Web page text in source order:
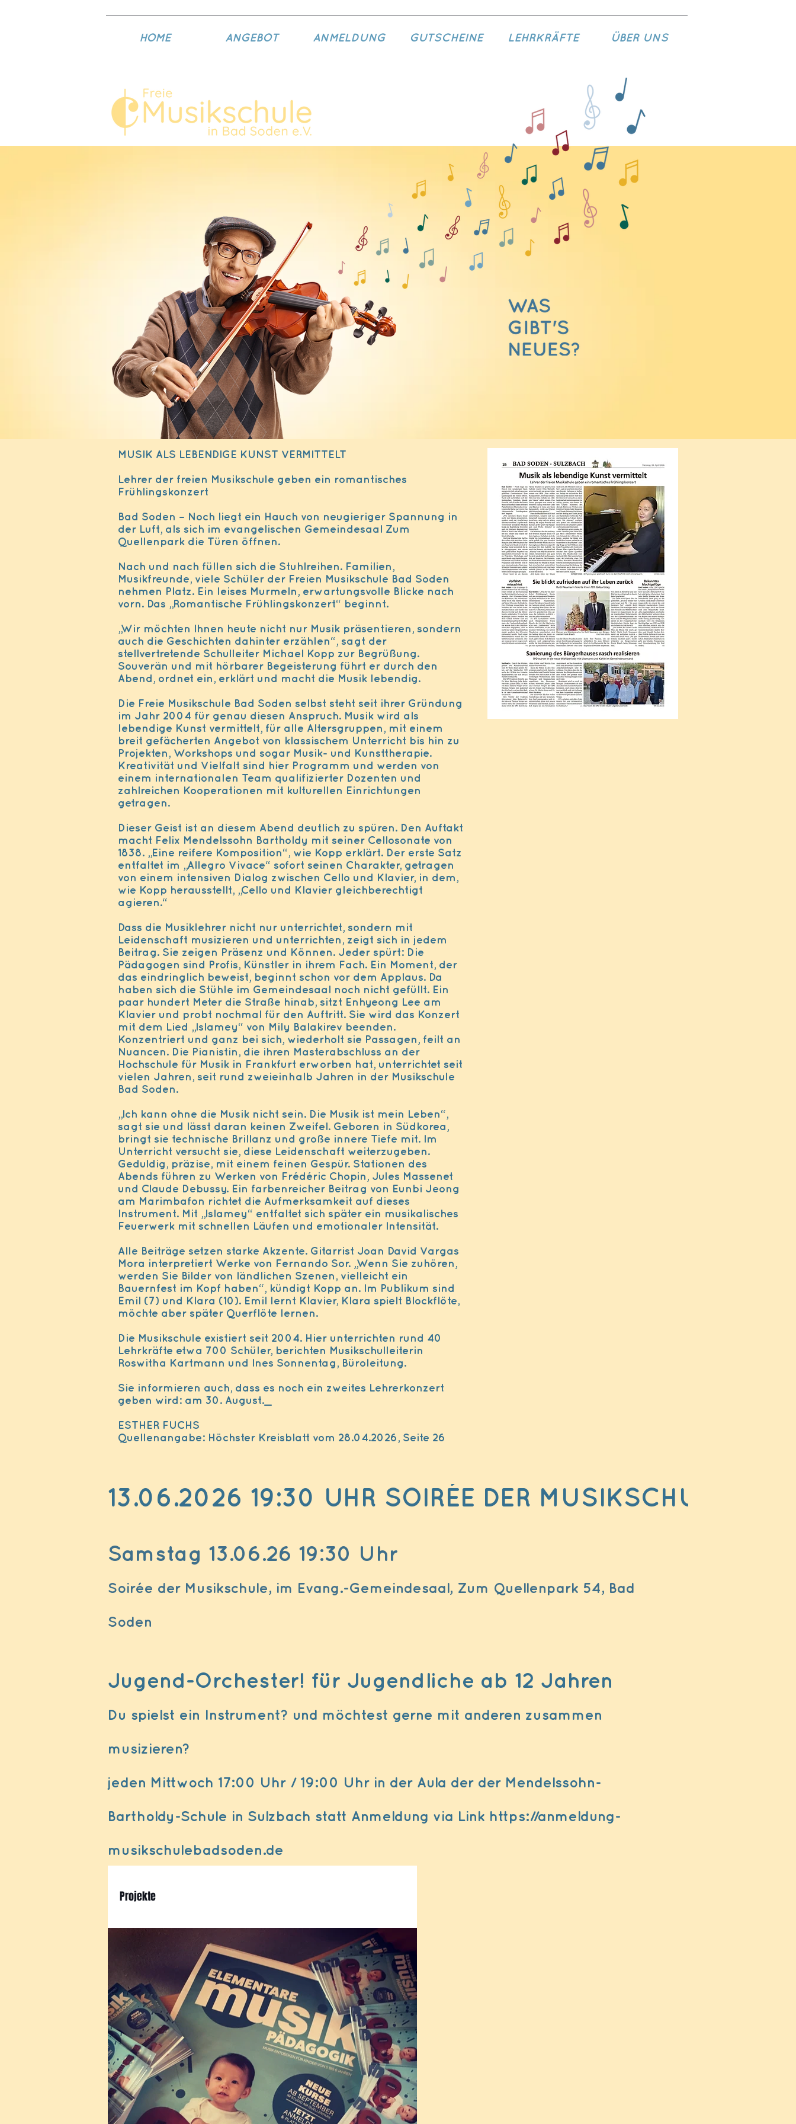
HOME ANGEBOT ANMELDUNG GUTSCHEINE LEHRKRÄFTE ÜBER UNS
MUSIK ALS LEBENDIGE KUNST VERMITTELT
Lehrer der freien Musikschule geben ein romantisches
Frühlingskonzert
Bad Soden – Noch liegt ein Hauch von neugieriger Spannung in
der Luft, als sich im evangelischen Gemeindesaal Zum
Quellenpark die Türen öffnen.
Nach und nach füllen sich die Stuhlreihen. Familien,
Musikfreunde, viele Schüler der Freien Musikschule Bad Soden
nehmen Platz. Ein leises Murmeln, erwartungsvolle Blicke nach
vorn. Das „Romantische Frühlingskonzert“ beginnt.
„Wir möchten Ihnen heute nicht nur Musik präsentieren, sondern
auch die Geschichten dahinter erzählen“, sagt der
stellvertretende Schulleiter Michael Kopp zur Begrüßung.
Souverän und mit hörbarer Begeisterung führt er durch den
Abend, ordnet ein, erklärt und macht die Musik lebendig.
Die Freie Musikschule Bad Soden selbst steht seit ihrer Gründung
im Jahr 2004 für genau diesen Anspruch. Musik wird als
lebendige Kunst vermittelt, für alle Altersgruppen, mit einem
breit gefächerten Angebot von klassischem Unterricht bis hin zu
Projekten, Workshops und sogar Musik- und Kunsttherapie.
Kreativität und Vielfalt sind hier Programm und werden von
einem internationalen Team qualifizierter Dozenten und
zahlreichen Kooperationen mit kulturellen Einrichtungen
getragen.
Dieser Geist ist an diesem Abend deutlich zu spüren. Den Auftakt
macht Felix Mendelssohn Bartholdy mit seiner Cellosonate von
1838. „Eine reifere Komposition“, wie Kopp erklärt. Der erste Satz
entfaltet im „Allegro Vivace“ sofort seinen Charakter, getragen
von einem intensiven Dialog zwischen Cello und Klavier, in dem,
wie Kopp herausstellt, „Cello und Klavier gleichberechtigt
agieren.“
Dass die Musiklehrer nicht nur unterrichtet, sondern mit
Leidenschaft musizieren und unterrichten, zeigt sich in jedem
Beitrag. Sie zeigen Präsenz und Können. Jeder spürt: Die
Pädagogen sind Profis, Künstler in ihrem Fach. Ein Moment, der
das eindringlich beweist, beginnt schon vor dem Applaus. Da
haben sich die Stühle im Gemeindesaal noch nicht gefüllt. Ein
paar hundert Meter die Straße hinab, sitzt Enhyeong Lee am
Klavier und probt nochmal für den Auftritt. Sie wird das Konzert
mit dem Lied „Islamey“ von Mily Balakirev beenden.
Konzentriert und ganz bei sich, wiederholt sie Passagen, feilt an
Nuancen. Die Pianistin, die ihren Masterabschluss an der
Hochschule für Musik in Frankfurt erworben hat, unterrichtet seit
vielen Jahren, seit rund zweieinhalb Jahren in der Musikschule
Bad Soden.
„Ich kann ohne die Musik nicht sein. Die Musik ist mein Leben“,
sagt sie und lässt daran keinen Zweifel. Geboren in Südkorea,
bringt sie technische Brillanz und große innere Tiefe mit. Im
Unterricht versucht sie, diese Leidenschaft weiterzugeben.
Geduldig, präzise, mit einem feinen Gespür. Stationen des
Abends führen zu Werken von Frédéric Chopin, Jules Massenet
und Claude Debussy. Ein farbenreicher Beitrag von Eunbi Jeong
am Marimbafon richtet die Aufmerksamkeit auf dieses
Instrument. Mit „Islamey“ entfaltet sich später ein musikalisches
Feuerwerk mit schnellen Läufen und emotionaler Intensität.
Alle Beiträge setzen starke Akzente. Gitarrist Joan David Vargas
Mora interpretiert Werke von Fernando Sor. „Wenn Sie zuhören,
werden Sie Bilder von ländlichen Szenen, vielleicht ein
Bauernfest im Kopf haben“, kündigt Kopp an. Im Publikum sind
Emil (7) und Klara (10). Emil lernt Klavier, Klara spielt Blockflöte,
möchte aber später Querflöte lernen.
Die Musikschule existiert seit 2004. Hier unterrichten rund 40
Lehrkräfte etwa 700 Schüler, berichten Musikschulleiterin
Roswitha Kartmann und Ines Sonnentag, Büroleitung.
Sie informieren auch, dass es noch ein zweites Lehrerkonzert
geben wird: am 30. August._
ESTHER FUCHS
Quellenangabe: Höchster Kreisblatt vom 28.04.2026, Seite 26
13.06.2026 19:30 UHR SOIRÉE DER MUSIKSCHULE IM
Samstag 13.06.26 19:30 Uhr
Soirée der Musikschule, im Evang.-Gemeindesaal, Zum Quellenpark 54, Bad
Soden
Jugend-Orchester! für Jugendliche ab 12 Jahren
Du spielst ein Instrument? und möchtest gerne mit anderen zusammen
musizieren?
jeden Mittwoch 17:00 Uhr / 19:00 Uhr in der Aula der der Mendelssohn-
Bartholdy-Schule in Sulzbach statt Anmeldung via Link https://anmeldung-
musikschulebadsoden.de
Projekte